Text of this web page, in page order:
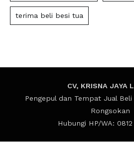
terima beli besi tua
CV, KRISNA JAYA
Pengepul dan Tempat Jual
Rongsokan
Hubungi HP/WA: 0812